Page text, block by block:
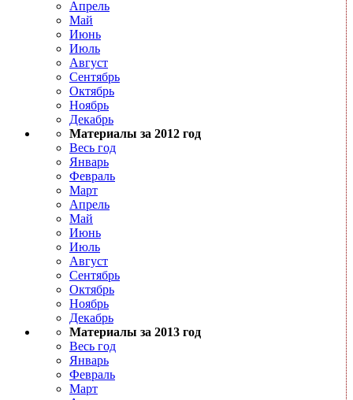
Апрель
Май
Июнь
Июль
Август
Сентябрь
Октябрь
Ноябрь
Декабрь
Материалы за 2012 год
Весь год
Январь
Февраль
Март
Апрель
Май
Июнь
Июль
Август
Сентябрь
Октябрь
Ноябрь
Декабрь
Материалы за 2013 год
Весь год
Январь
Февраль
Март